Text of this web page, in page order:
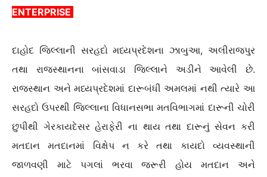
ENTERPRISE
દાહોદ જિલ્લાની સરહદો મધ્યપ્રદેશના ઝાબુઆ, અલીરાજપુર
તથા રાજસ્થાનના બાંસવાડા જિલ્લાને અડીને આવેલી છે.
રાજસ્થાન અને મધ્યપ્રદેશમાં દારૂબંધી અમલમાં નથી ત્યારે આ
સરહદો ઉપરથી જિલ્લાના વિધાનસભા મતવિભાગમાં દારૂની ચોરી
છુપીથી ગેરકાયદેસર હેરાફેરી ના થાય તથા દારૂનું સેવન કરી
મતદાન મતદાનમાં વિક્ષેપ ન કરે તથા કાયદો વ્યવસ્થાની
જાળવણી માટે પગલાં ભરવા જરૂરી હોય મતદાન અને